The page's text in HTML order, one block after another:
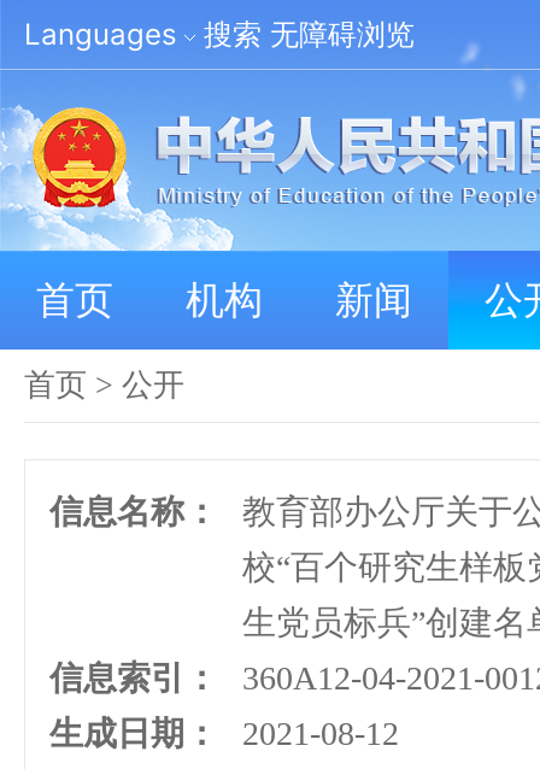
Languages 搜索 无障碍浏览
首页 机构 新闻 公
首页 > 公开
信息名称：
教育部办公厅关于
校“百个研究生样板
生党员标兵”创建名
信息索引：
360A12-04-2021-
生成日期：
2021-08-12